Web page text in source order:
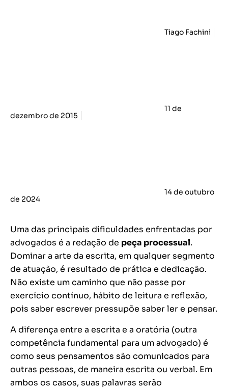
Tiago Fachini
11 de
dezembro de 2015
14 de outubro
de 2024
Uma das principais dificuldades enfrentadas por
advogados é a redação de peça processual.
Dominar a arte da escrita, em qualquer segmento
de atuação, é resultado de prática e dedicação.
Não existe um caminho que não passe por
exercício contínuo, hábito de leitura e reflexão,
pois saber escrever pressupõe saber ler e pensar.
A diferença entre a escrita e a oratória (outra
competência fundamental para um advogado) é
como seus pensamentos são comunicados para
outras pessoas, de maneira escrita ou verbal. Em
ambos os casos, suas palavras serão